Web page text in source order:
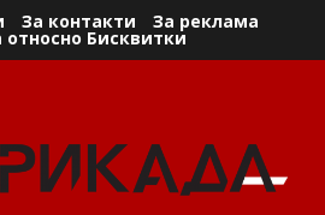
За контакти За реклама
относно Бисквитки